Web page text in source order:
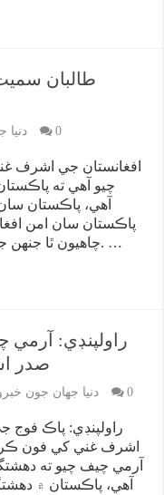
طالبان
0
افغانستان جي اشرف
چيو آهي ته
آهي، پاڪستان
پاڪستان سان امن
چاهيون ٿا جنهن جا بنياد سياسي نظريي تي مشتمل هجن. …
راولپنڊي: آرمي
صدر
دنيا جهان جون 0
راولپنڊي: پاڪ فوج
اشرف غني کي فون
آرمي چيف چيو ته
آهي، پاڪستان ۾